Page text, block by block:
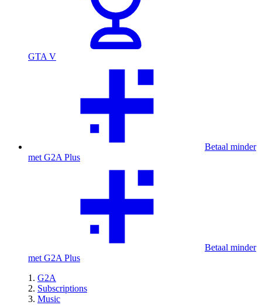
GTA V
Betaal minder
met G2A Plus
Betaal minder
met G2A Plus
G2A
Subscriptions
Music